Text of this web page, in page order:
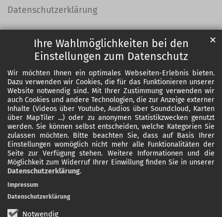
Ihre Wahlmöglichkeiten bei den
Einstellungen zum Datenschutz
Wir möchten Ihnen ein optimales Webseiten-Erlebnis bieten.
Dazu verwenden wir Cookies, die für das Funktionieren unserer
Website notwendig sind. Mit Ihrer Zustimmung verwenden wir
auch Cookies und andere Technologien, die zur Anzeige externer
Inhalte (Videos über Youtube, Audios über Soundcloud, Karten
über MapTiler ...) oder zu anonymen Statistikzwecken genutzt
werden. Sie können selbst entscheiden, welche Kategorien Sie
zulassen möchten. Bitte beachten Sie, dass auf Basis Ihrer
Einstellungen womöglich nicht mehr alle Funktionalitäten der
Seite zur Verfügung stehen. Weitere Informationen und die
Möglichkeit zum Widerruf Ihrer Einwillung finden Sie in unserer
Datenschutzerklärung.
Notwendig
✕
Impressum
Datenschutzerklärung
Datenschutzerklärung